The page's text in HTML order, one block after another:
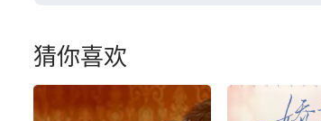
猜你喜欢